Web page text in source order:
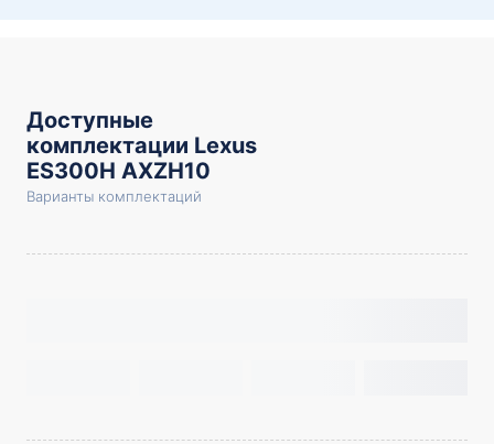
Доступные
комплектации Lexus
ES300H AXZH10
Варианты комплектаций